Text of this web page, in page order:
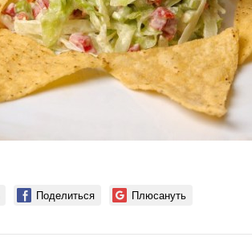
Поделиться Плюсануть